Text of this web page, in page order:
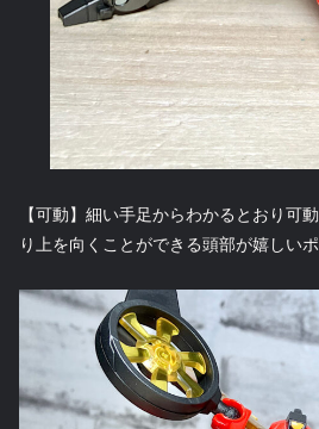
【可動】細い手足からわかるとおり可
り上を向くことができる頭部が嬉しいポ